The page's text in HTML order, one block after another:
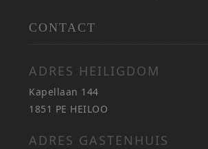
CONTACT
ADRES HEILIGDOM
Kapellaan 144
1851 PE HEILOO
ADRES GASTENHUIS